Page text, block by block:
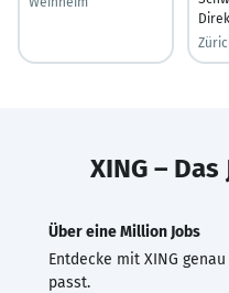
XING –
Über eine Million Jobs
Entdecke mit XING
passt.